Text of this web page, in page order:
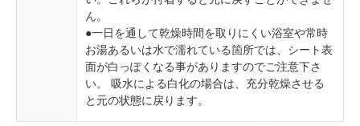
ん。
●一日を通して乾燥時間を取りにくい浴室や常時
お湯あるいは水で濡れている箇所では、シート表
面が白っぽくなる事がありますのでご注意下さ
い。 吸水による白化の場合は、充分乾燥させる
と元の状態に戻ります。